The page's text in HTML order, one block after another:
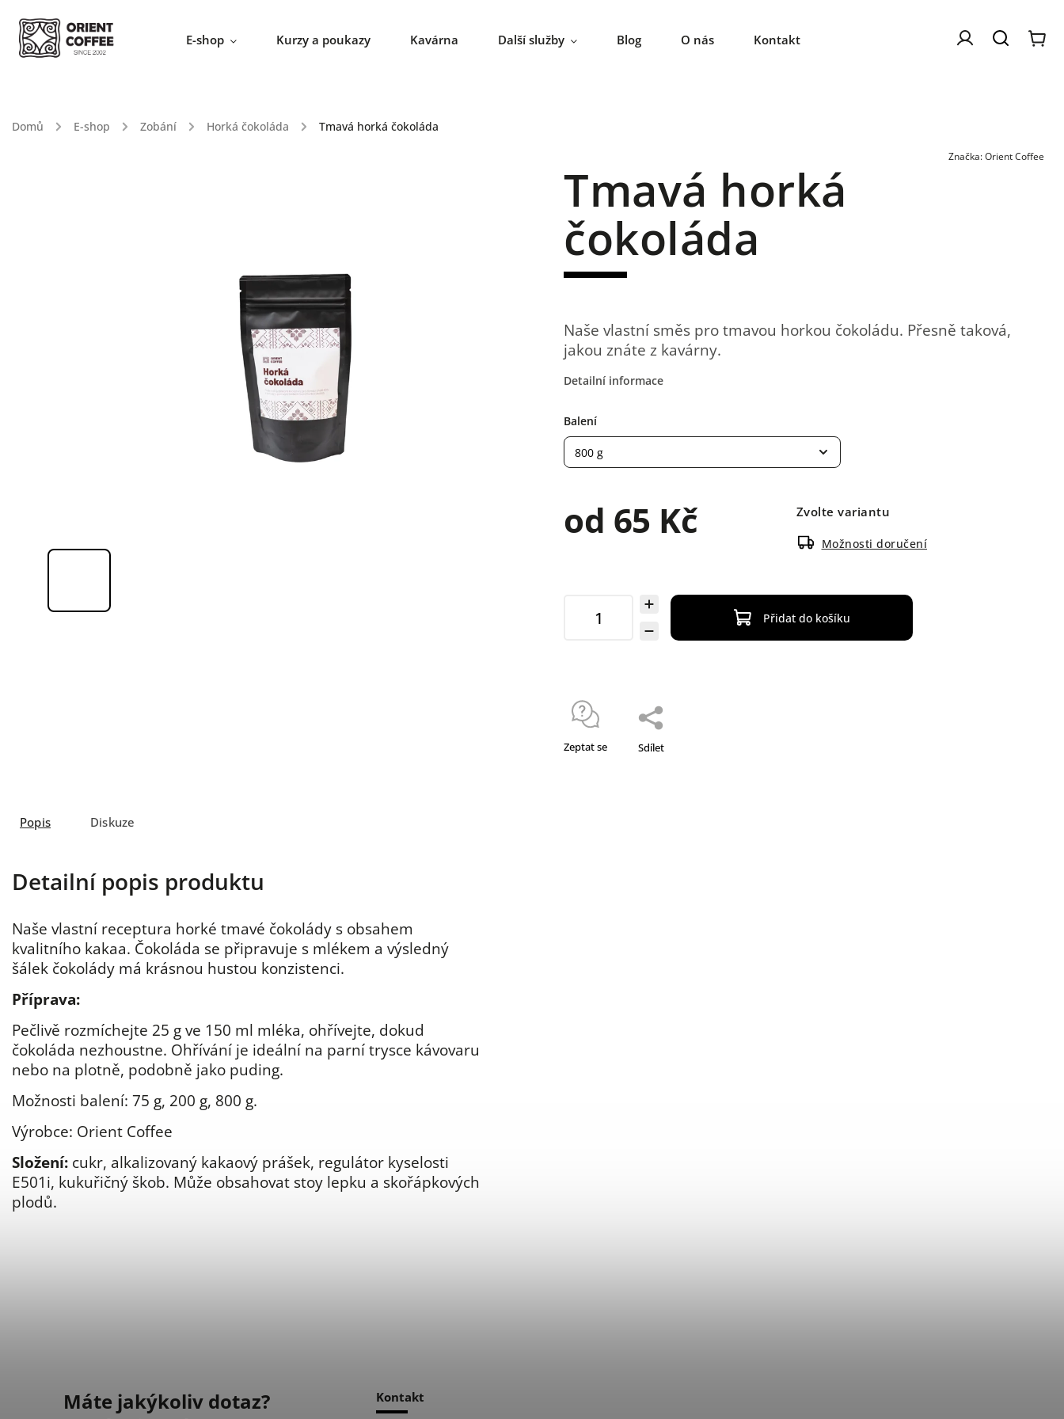
E-shop Kurzy a poukazy Kavárna Další služby Blog O nás Kontakt
Domů / E-shop / Zobání / Horká čokoláda / Tmavá horká čokoláda
Tmavá horká
čokoláda
Naše vlastní směs pro tmavou horkou čokoládu. Přesně taková,
jakou znáte z kavárny.
Detailní informace
Značka:Orient Coffee
Balení
od 65 Kč Zvolte variantu
Možnosti doručení
Přidat do košíku
Zeptat se Sdílet
Popis Diskuze
Detailní popis produktu
Naše vlastní receptura horké tmavé čokolády s obsahem
kvalitního kakaa. Čokoláda se připravuje s mlékem a výsledný
šálek čokolády má krásnou hustou konzistenci.
Příprava:
Pečlivě rozmíchejte 25 g ve 150 ml mléka, ohřívejte, dokud
čokoláda nezhoustne. Ohřívání je ideální na parní trysce kávovaru
nebo na plotně, podobně jako puding.
Možnosti balení: 75 g, 200 g, 800 g.
Výrobce: Orient Coffee
Složení: cukr, alkalizovaný kakaový prášek, regulátor kyselosti
E501i, kukuřičný škob. Může obsahovat stoy lepku a skořápkových
plodů.
Máte jakýkoliv dotaz?
Kontakt